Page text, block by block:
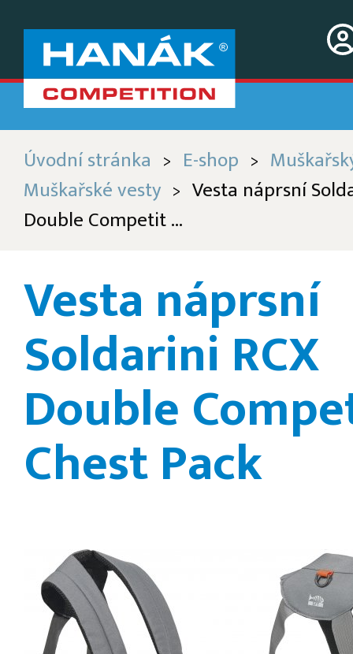
Úvodní stránka > E-shop >
Muškařské vesty > Vesta náprsní
Double Competit ...
Vesta náprsní
Soldarini RCX
Double
Chest Pack